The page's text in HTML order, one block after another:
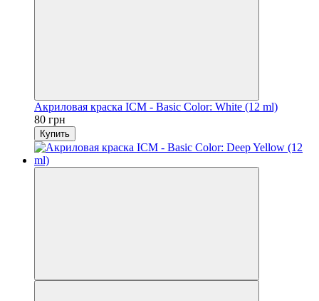
Акриловая краска ICM - Basic Color: White (12 ml)
80 грн
Купить